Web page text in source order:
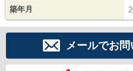
築年月
メールでお